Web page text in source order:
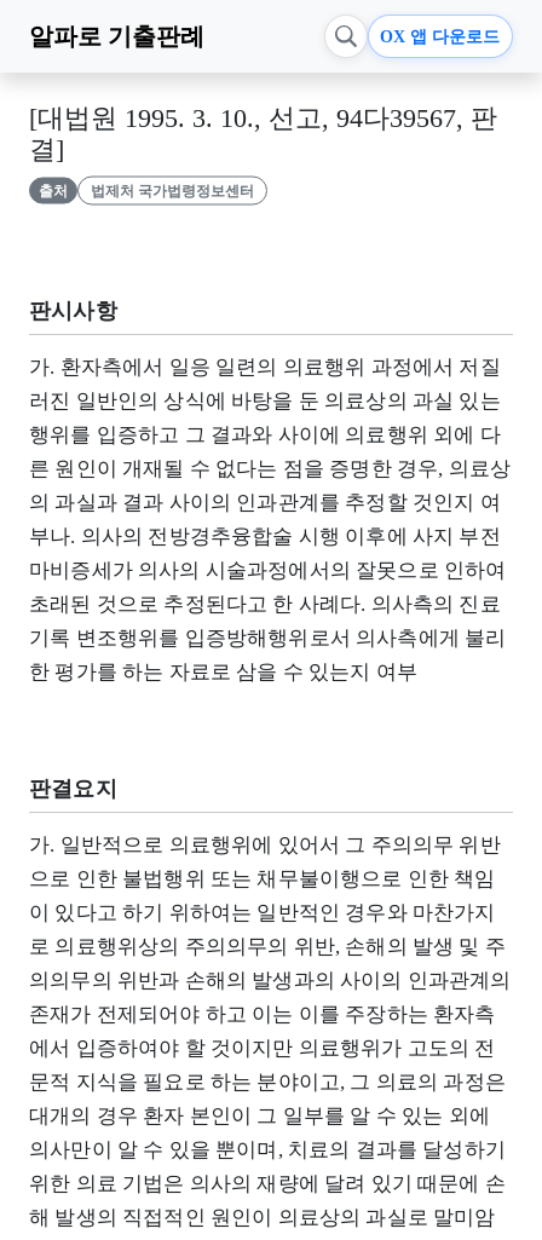
알파로 기출판례 OX 앱 다운로드
[대법원 1995. 3. 10., 선고, 94다39567, 판
결]
출처 법제처 국가법령정보센터
판시사항
가. 환자측에서 일응 일련의 의료행위 과정에서 저질
러진 일반인의 상식에 바탕을 둔 의료상의 과실 있는
행위를 입증하고 그 결과와 사이에 의료행위 외에 다
른 원인이 개재될 수 없다는 점을 증명한 경우, 의료상
의 과실과 결과 사이의 인과관계를 추정할 것인지 여
부나. 의사의 전방경추융합술 시행 이후에 사지 부전
마비증세가 의사의 시술과정에서의 잘못으로 인하여
초래된 것으로 추정된다고 한 사례다. 의사측의 진료
기록 변조행위를 입증방해행위로서 의사측에게 불리
한 평가를 하는 자료로 삼을 수 있는지 여부
판결요지
가. 일반적으로 의료행위에 있어서 그 주의의무 위반
으로 인한 불법행위 또는 채무불이행으로 인한 책임
이 있다고 하기 위하여는 일반적인 경우와 마찬가지
로 의료행위상의 주의의무의 위반, 손해의 발생 및 주
의의무의 위반과 손해의 발생과의 사이의 인과관계의
존재가 전제되어야 하고 이는 이를 주장하는 환자측
에서 입증하여야 할 것이지만 의료행위가 고도의 전
문적 지식을 필요로 하는 분야이고, 그 의료의 과정은
대개의 경우 환자 본인이 그 일부를 알 수 있는 외에
의사만이 알 수 있을 뿐이며, 치료의 결과를 달성하기
위한 의료 기법은 의사의 재량에 달려 있기 때문에 손
해 발생의 직접적인 원인이 의료상의 과실로 말미암